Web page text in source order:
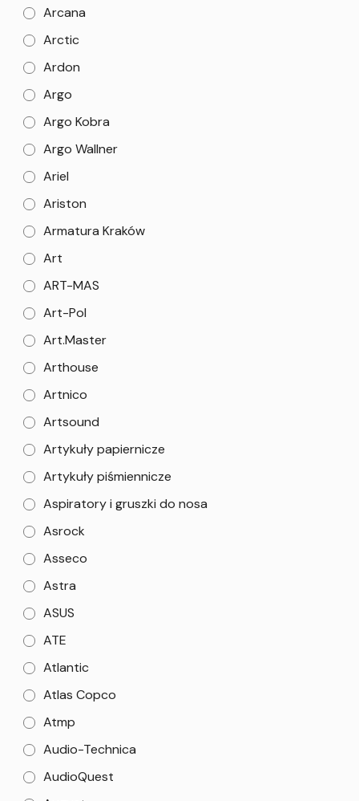
Arcana
Arctic
Ardon
Argo
Argo Kobra
Argo Wallner
Ariel
Ariston
Armatura Kraków
Art
ART-MAS
Art-Pol
Art.Master
Arthouse
Artnico
Artsound
Artykuły papiernicze
Artykuły piśmiennicze
Aspiratory i gruszki do nosa
Asrock
Asseco
Astra
ASUS
ATE
Atlantic
Atlas Copco
Atmp
Audio-Technica
AudioQuest